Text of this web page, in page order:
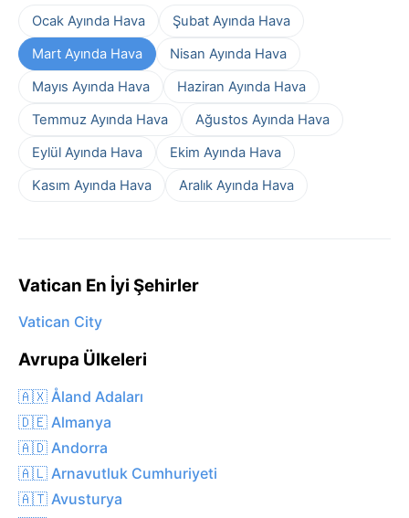
Ocak Ayında Hava
Şubat Ayında Hava
Mart Ayında Hava
Nisan Ayında Hava
Mayıs Ayında Hava
Haziran Ayında Hava
Temmuz Ayında Hava
Ağustos Ayında Hava
Eylül Ayında Hava
Ekim Ayında Hava
Kasım Ayında Hava
Aralık Ayında Hava
Vatican En İyi Şehirler
Vatican City
Avrupa Ülkeleri
🇦🇽 Åland Adaları
🇩🇪 Almanya
🇦🇩 Andorra
🇦🇱 Arnavutluk Cumhuriyeti
🇦🇹 Avusturya